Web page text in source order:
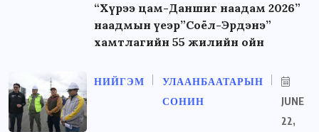
“Хүрээ цам-Даншиг наадам 2026”
наадмын үеэр”Соёл-Эрдэнэ”
хамтлагийн 55 жилийн ойн
НИЙГЭМ
УЛААНБААТАРЫН
СОНИН
JUNE
22,